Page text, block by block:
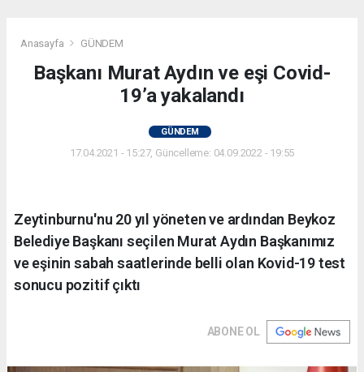
Anasayfa GÜNDEM
Başkanı Murat Aydın ve eşi Covid-
19’a yakalandı
GÜNDEM
17.04.2021 - 15:27, Güncelleme: 04.09.2022 - 19:55
Zeytinburnu'nu 20 yıl yöneten ve ardından Beykoz
Belediye Başkanı seçilen Murat Aydın Başkanımız
ve eşinin sabah saatlerinde belli olan Kovid-19 test
sonucu pozitif çıktı
ABONE OL